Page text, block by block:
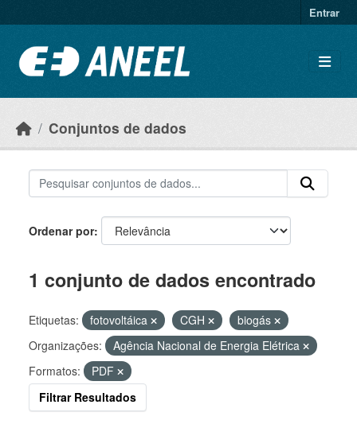
Entrar
Conjuntos de dados
Ordenar por
1 conjunto de dados encontrado
Etiquetas: fotovoltáica CGH
biogás
Organizações:
Agência Nacional de Energia Elétrica
Formatos:
PDF
Filtrar Resultados